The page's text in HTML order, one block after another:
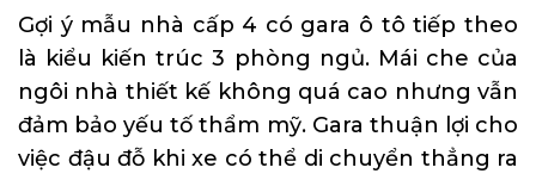
Gợi ý mẫu nhà cấp 4 có gara ô tô tiếp theo
là kiểu kiến trúc 3 phòng ngủ. Mái che của
ngôi nhà thiết kế không quá cao nhưng vẫn
đảm bảo yếu tố thẩm mỹ. Gara thuận lợi cho
việc đậu đỗ khi xe có thể di chuyển thẳng ra